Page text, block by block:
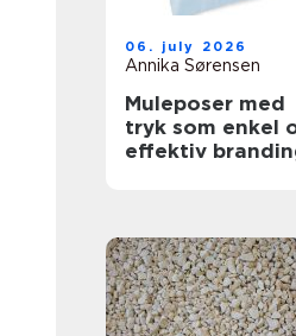
06. july 2026
Annika Sørensen
Muleposer med
tryk som enkel
effektiv